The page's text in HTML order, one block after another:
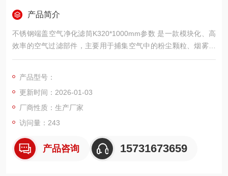
产品简介
不锈钢端盖空气净化滤筒K320*1000mm参数 是一款模块化、高
效率的空气过滤部件，主要用于捕集空气中的粉尘颗粒、烟雾杂
质、纤维碎屑等污染物，广泛应用于工业厂房空气净化、洁净室
空气洁净度达标、改善工作环境、保护人员健康的核心过滤元
件。
产品型号：
更新时间：2026-01-03
厂商性质：生产厂家
访问量：243
产品咨询 15731673659